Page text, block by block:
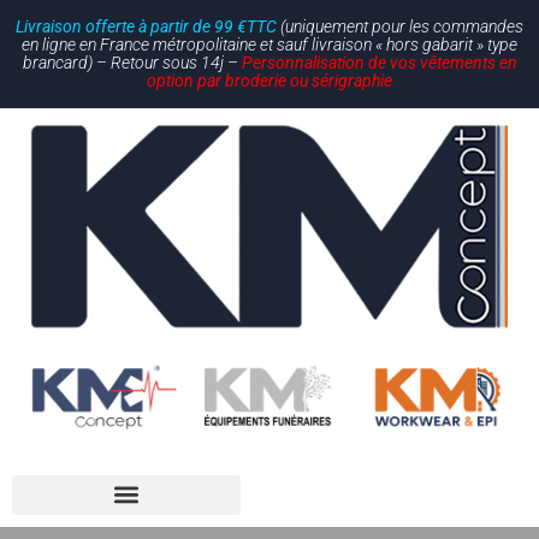
Livraison offerte à partir de 99 €TTC(uniquement pour les commandes
en ligne en France métropolitaine et sauf livraison « hors gabarit » type
brancard) – Retour sous 14j – Personnalisation de vos vêtements en
option par broderie ou sérigraphie